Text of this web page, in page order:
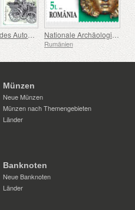
Geschichte des Automobils (II) Nationale Archäologische Entdeckungen
Rumänien
Münzen
Neue Münzen
Münzen nach Themengebieten
Länder
Banknoten
Neue Banknoten
Länder